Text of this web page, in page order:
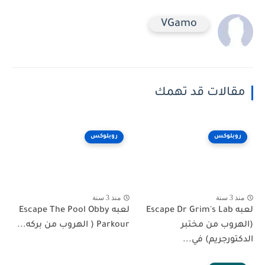
VGamo
مقالات قد تهمك
روبلوكس
منذ 3 سنة
لعبه Escape Dr Grim's Lab
(الهروب من مختبر
الدكتورجريم) في...
روبلوكس
منذ 3 سنة
لعبه Escape The Pool Obby
Parkour ( الهروب من بركه...